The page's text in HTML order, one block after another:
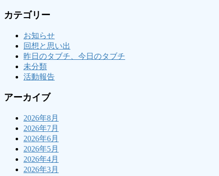
カテゴリー
お知らせ
回想と思い出
昨日のタブチ、今日のタブチ
未分類
活動報告
アーカイブ
2026年8月
2026年7月
2026年6月
2026年5月
2026年4月
2026年3月